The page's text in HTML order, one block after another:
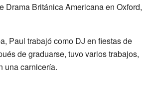
Drama Británica Americana en Oxford,
Paul trabajó como DJ en fiestas de
de graduarse, tuvo varios trabajos,
una carnicería.